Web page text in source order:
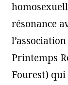
résonance
Printemps
Fourest)